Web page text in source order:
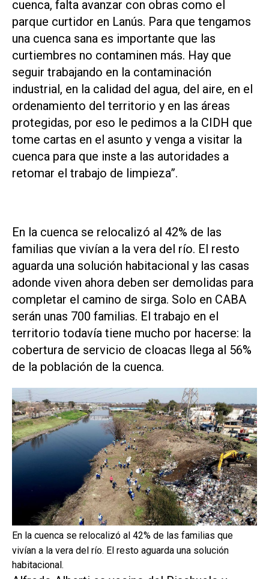
cuenca, falta avanzar con obras como el
parque curtidor en Lanús. Para que tengamos
una cuenca sana es importante que las
curtiembres no contaminen más. Hay que
seguir trabajando en la contaminación
industrial, en la calidad del agua, del aire, en el
ordenamiento del territorio y en las áreas
protegidas, por eso le pedimos a la CIDH que
tome cartas en el asunto y venga a visitar la
cuenca para que inste a las autoridades a
retomar el trabajo de limpieza”.
En la cuenca se relocalizó al 42% de las
familias que vivían a la vera del río. El resto
aguarda una solución habitacional y las casas
adonde viven ahora deben ser demolidas para
completar el camino de sirga. Solo en CABA
serán unas 700 familias. El trabajo en el
territorio todavía tiene mucho por hacerse: la
cobertura de servicio de cloacas llega al 56%
de la población de la cuenca.
En la cuenca se relocalizó al 42% de las familias que
vivían a la vera del río. El resto aguarda una solución
habitacional.